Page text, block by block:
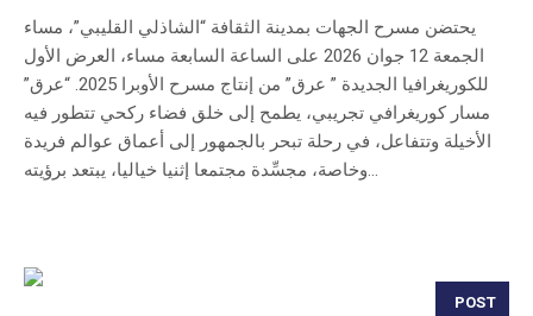
يحتضن مسرح الجهات بمدينة الثقافة “الشاذلي القليبي”، مساء
الجمعة 12 جوان 2026 على الساعة السابعة مساء، العرض الأول
للكوريغرافيا الجديدة ” عرق” من إنتاج مسرح الأوبرا 2025. “عرق”
مسار كوريغرافي تجريبي، يطمح إلى خلق فضاء ركحي تتطور فيه
الأخيلة وتتفاعل، في رحلة تبحر بالجمهور إلى أعماق عوالم فريدة
وخاصة، مجسِّدة مجتمعا إثنيا خياليا، يبتعد برؤيته...
POST